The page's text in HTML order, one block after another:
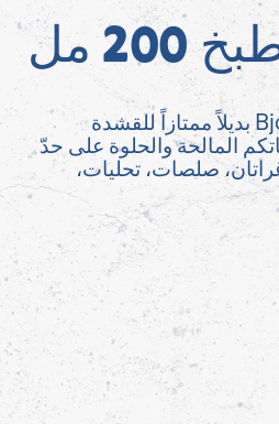
مل
يعتبر شوفان الطبخ Bjorg بديلاً ممتازاً للقشدة
المالحة والحلوة على حدّ
صلصات، تحليات،